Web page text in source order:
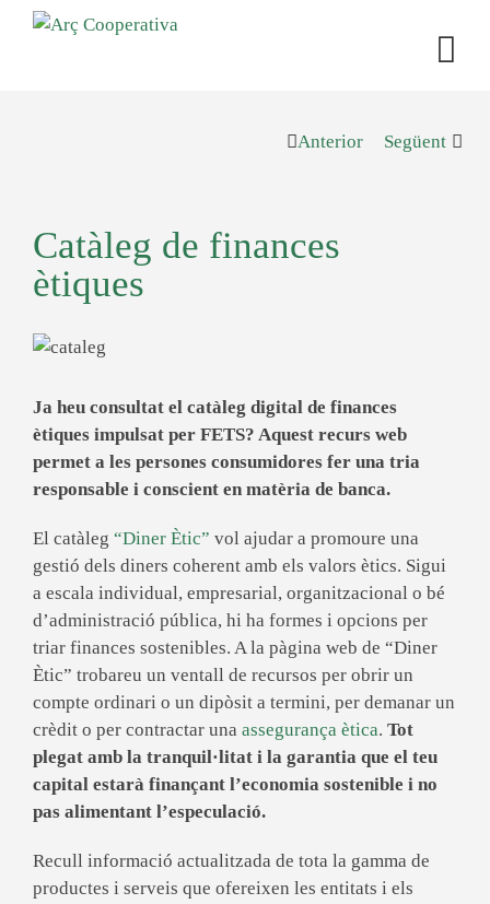
Anterior Següent
Catàleg de finances
ètiques
Ja heu consultat el catàleg digital de finances
ètiques impulsat per FETS? Aquest recurs web
permet a les persones consumidores fer una tria
responsable i conscient en matèria de banca.
El catàleg “Diner Ètic” vol ajudar a promoure una
gestió dels diners coherent amb els valors ètics. Sigui
a escala individual, empresarial, organitzacional o bé
d’administració pública, hi ha formes i opcions per
triar finances sostenibles. A la pàgina web de “Diner
Ètic” trobareu un ventall de recursos per obrir un
compte ordinari o un dipòsit a termini, per demanar un
crèdit o per contractar una assegurança ètica. Tot
plegat amb la tranquil·litat i la garantia que el teu
capital estarà finançant l’economia sostenible i no
pas alimentant l’especulació.
Recull informació actualitzada de tota la gamma de
productes i serveis que ofereixen les entitats i els